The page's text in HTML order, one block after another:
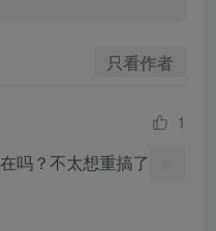
只看作者
1
吗？不太想重搞了